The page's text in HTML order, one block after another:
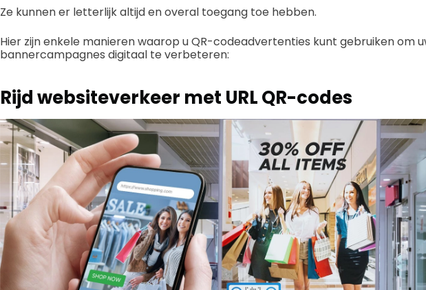
Ze kunnen er letterlijk altijd en overal toegang toe hebben.
Hier zijn enkele manieren waarop u QR-codeadvertenties kunt gebruiken om
bannercampagnes digitaal te verbeteren:
Rijd websiteverkeer met URL QR-codes